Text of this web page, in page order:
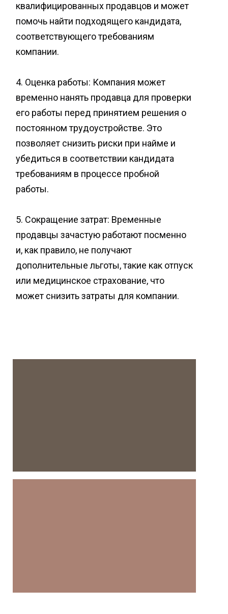
квалифицированных продавцов и может
помочь найти подходящего кандидата,
соответствующего требованиям
компании.
4. Оценка работы: Компания может
временно нанять продавца для проверки
его работы перед принятием решения о
постоянном трудоустройстве. Это
позволяет снизить риски при найме и
убедиться в соответствии кандидата
требованиям в процессе пробной
работы.
5. Сокращение затрат: Временные
продавцы зачастую работают посменно
и, как правило, не получают
дополнительные льготы, такие как отпуск
или медицинское страхование, что
может снизить затраты для компании.